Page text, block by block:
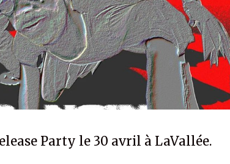
Party le 30 avril à LaVallée.